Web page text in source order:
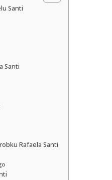
Santi
Santi
Rafaela Santi